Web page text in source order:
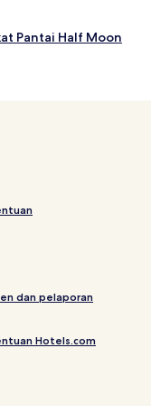
Pantai Half Moon
dan pelaporan
Hotels.com